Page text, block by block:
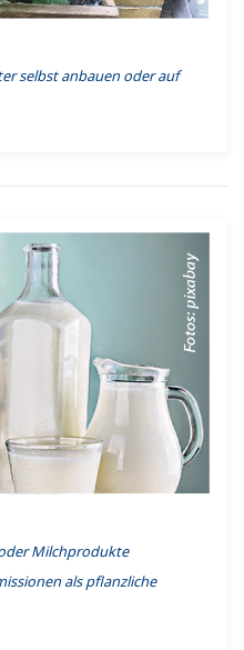
selbst anbauen oder auf
Milchprodukte
als pflanzliche